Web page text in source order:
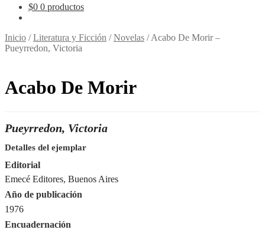
$0 0 productos
Inicio /Literatura y Ficción /Novelas /Acabo De Morir –
Pueyrredon, Victoria
Acabo De Morir
Pueyrredon, Victoria
Detalles del ejemplar
Editorial
Emecé Editores, Buenos Aires
Año de publicación
1976
Encuadernación